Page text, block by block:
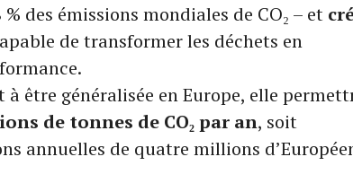
des émissions mondiales de CO₂ – et
de transformer les déchets en
à être généralisée en Europe, elle
de tonnes de CO₂ par an, soit
annuelles de quatre millions